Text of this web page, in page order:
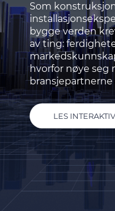
Som
bygge verden
av ting:
hvorfor nøye seg
bransjepartnerne
LES